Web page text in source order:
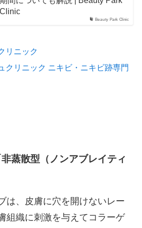
Beauty Park Clinic
Clinic
リニック
クリニック ニキビ・ニキビ跡専門
蒸散型（ノンアブレイティ
は、皮膚に穴を開けないレー
組織に刺激を与えてコラーゲ